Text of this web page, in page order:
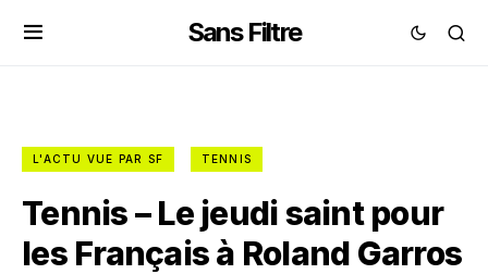
Sans Filtre
L'ACTU VUE PAR SF TENNIS
Tennis – Le jeudi saint pour
les Français à Roland Garros